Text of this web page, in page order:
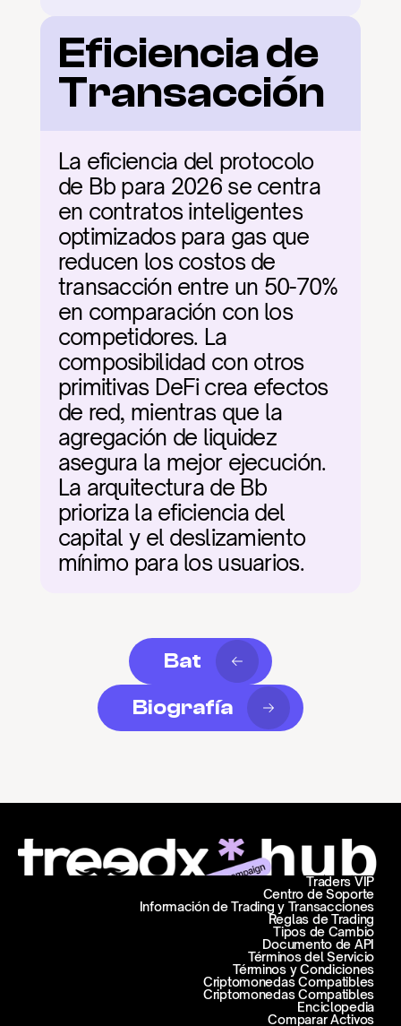
Eficiencia de
Transacción
La eficiencia del protocolo
de Bb para 2026 se centra
en contratos inteligentes
optimizados para gas que
reducen los costos de
transacción entre un 50-70%
en comparación con los
competidores. La
composibilidad con otros
primitivas DeFi crea efectos
de red, mientras que la
agregación de liquidez
asegura la mejor ejecución.
La arquitectura de Bb
prioriza la eficiencia del
capital y el deslizamiento
mínimo para los usuarios.
Bat
Biografía
Centro de Soporte
Información de Trading y Transacciones
Traders VIP
Reglas de Trading
Tipos de Cambio
Documento de API
Términos del Servicio
Términos y Condiciones
Criptomonedas Compatibles
Criptomonedas Compatibles
Enciclopedia
Comparar Activos